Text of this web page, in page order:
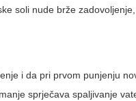
soli nude brže
i da pri prvom punjenju
sprječava spaljivanje